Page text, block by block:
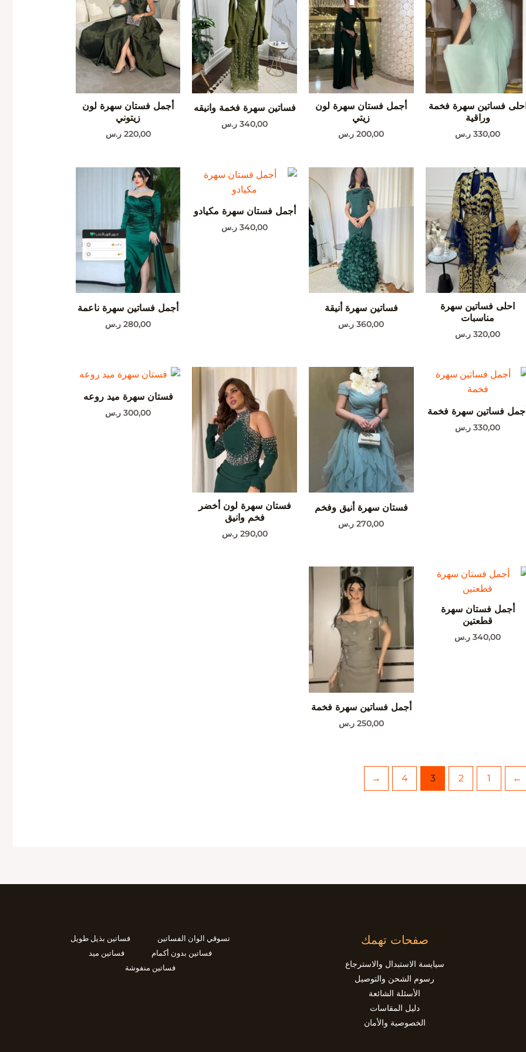
فساتين سهرة فخمة
وراقية
330,00 ر.س
أجمل فستان سهرة لون
زيتي
200,00 ر.س
فساتين سهرة فخمة وانيقه
340,00 ر.س
أجمل فستان سهرة لون
زيتوني
220,00 ر.س
احلى فساتين سهرة
مناسبات
320,00 ر.س
فساتين سهرة أنيقة
360,00 ر.س
أجمل فستان سهرة مكيادو
340,00 ر.س
أجمل فساتين سهرة ناعمة
280,00 ر.س
فساتين سهرة فخمة
330,00 ر.س
فستان سهرة أنيق وفخم
270,00 ر.س
فستان سهرة لون أخضر
فخم وانيق
290,00 ر.س
فستان سهرة ميد روعه
300,00 ر.س
أجمل فستان سهرة
قطعتين
340,00 ر.س
أجمل فساتين سهرة فخمة
250,00 ر.س
→
1
2
3
4
←
صفحات تهمك
سيايسة الاستبدال والاسترجاع
رسوم الشحن والتوصيل
الأسئلة الشائعة
دليل المقاسات
الخصوصية والأمان
تسوقي الوان الفساتين
فساتين بذيل طويل
فساتين بدون أكمام
فساتين ميد
فساتين منفوشة